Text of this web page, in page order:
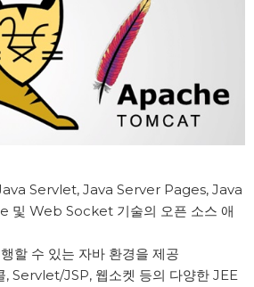
Servlet, Java Server Pages, Java
및 Web Socket 기술의 오픈 소스 애
할 수 있는 자바 환경을 제공
, Servlet/JSP, 웹소켓 등의 다양한 JEE